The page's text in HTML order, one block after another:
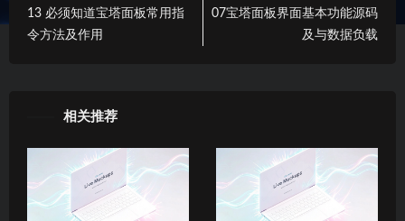
13 必须知道宝塔面板常用指
令方法及作用
07宝塔面板界面基本功能源码
及与数据负载
相关推荐